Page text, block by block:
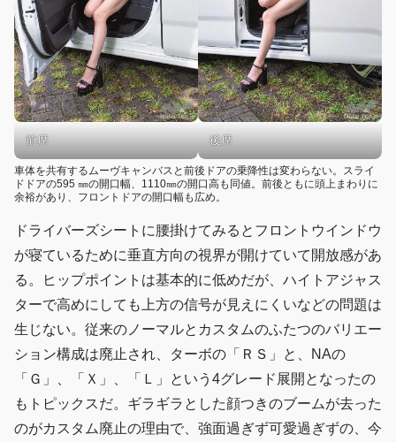
前席 後席
車体を共有するムーヴキャンバスと前後ドアの乗降性は変わらない。スライ
ドドアの595 ㎜の開口幅、1110㎜の開口高も同値。前後ともに頭上まわりに
余裕があり、フロントドアの開口幅も広め。
ドライバーズシートに腰掛けてみるとフロントウインドウ
が寝ているために垂直方向の視界が開けていて開放感があ
る。ヒップポイントは基本的に低めだが、ハイトアジャス
ターで高めにしても上方の信号が見えにくいなどの問題は
生じない。従来のノーマルとカスタムのふたつのバリエー
ション構成は廃止され、ターボの「ＲＳ」と、NAの
「Ｇ」、「Ｘ」、「Ｌ」という4グレード展開となったの
もトピックスだ。ギラギラとした顔つきのブームが去った
のがカスタム廃止の理由で、強面過ぎず可愛過ぎずの、今